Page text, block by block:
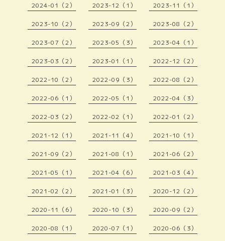
2024-01（2） 2023-12（1） 2023-11（1）
2023-10（2） 2023-09（2） 2023-08（2）
2023-07（2） 2023-05（3） 2023-04（1）
2023-03（2） 2023-01（1） 2022-12（2）
2022-10（2） 2022-09（3） 2022-08（2）
2022-06（1） 2022-05（1） 2022-04（3）
2022-03（2） 2022-02（1） 2022-01（2）
2021-12（1） 2021-11（4） 2021-10（1）
2021-09（2） 2021-08（1） 2021-06（2）
2021-05（1） 2021-04（6） 2021-03（4）
2021-02（2） 2021-01（3） 2020-12（2）
2020-11（6） 2020-10（3） 2020-09（2）
2020-08（1） 2020-07（1） 2020-06（3）